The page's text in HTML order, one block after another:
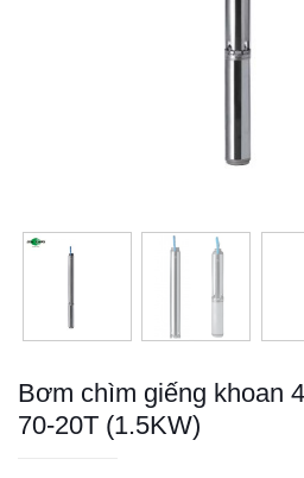
Bơm chìm giếng khoan
70-20T (1.5KW)